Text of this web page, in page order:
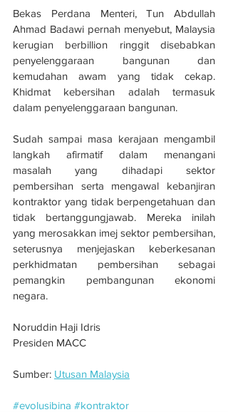
Bekas Perdana Menteri, Tun Abdullah
Ahmad Badawi pernah menyebut, Malaysia
kerugian berbillion ringgit disebabkan
penyelenggaraan bangunan dan
kemudahan awam yang tidak cekap.
Khidmat kebersihan adalah termasuk
dalam penyelenggaraan bangunan.
Sudah sampai masa kerajaan mengambil
langkah afirmatif dalam menangani
masalah yang dihadapi sektor
pembersihan serta mengawal kebanjiran
kontraktor yang tidak berpengetahuan dan
tidak bertanggungjawab. Mereka inilah
yang merosakkan imej sektor pembersihan,
seterusnya menjejaskan keberkesanan
perkhidmatan pembersihan sebagai
pemangkin pembangunan ekonomi
negara.
Noruddin Haji Idris
Presiden MACC
Sumber: Utusan Malaysia
#evolusibina #kontraktor